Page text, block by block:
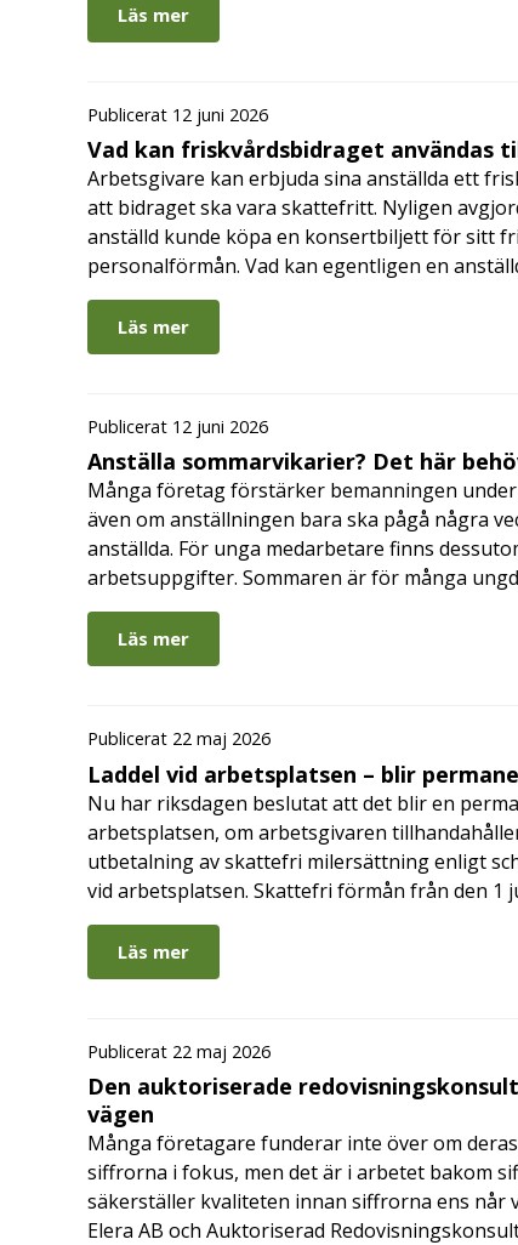
Läs mer
Publicerat 12 juni 2026
Vad kan friskvårdsbidraget användas
Arbetsgivare kan erbjuda sina anställda ett
att bidraget ska vara skattefritt. Nyligen
anställd kunde köpa en konsertbiljett för sitt
personalförmån. Vad kan egentligen en
Läs mer
Publicerat 12 juni 2026
Anställa sommarvikarier? Det här
Många företag förstärker bemanningen
även om anställningen bara ska pågå några
anställda. För unga medarbetare finns
arbetsuppgifter. Sommaren är för många
Läs mer
Publicerat 22 maj 2026
Laddel vid arbetsplatsen – blir
Nu har riksdagen beslutat att det blir en
arbetsplatsen, om arbetsgivaren
utbetalning av skattefri milersättning enligt
vid arbetsplatsen. Skattefri förmån från den 1
Läs mer
Publicerat 22 maj 2026
Den auktoriserade
vägen
Många företagare funderar inte över om
siffrorna i fokus, men det är i arbetet bakom
säkerställer kvaliteten innan siffrorna ens når
Elera AB och Auktoriserad